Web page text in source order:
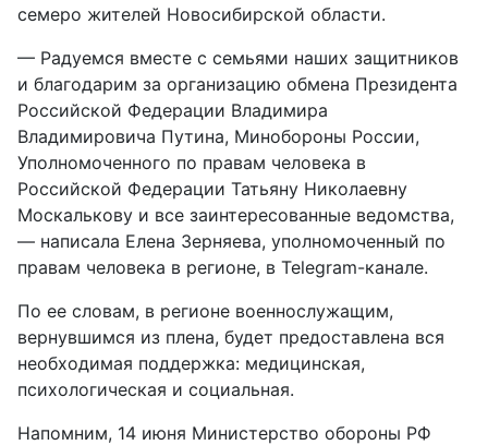
семеро жителей Новосибирской области.
— Радуемся вместе с семьями наших защитников
и благодарим за организацию обмена Президента
Российской Федерации Владимира
Владимировича Путина, Минобороны России,
Уполномоченного по правам человека в
Российской Федерации Татьяну Николаевну
Москалькову и все заинтересованные ведомства,
— написала Елена Зерняева, уполномоченный по
правам человека в регионе, в Telegram-канале.
По ее словам, в регионе военнослужащим,
вернувшимся из плена, будет предоставлена вся
необходимая поддержка: медицинская,
психологическая и социальная.
Напомним, 14 июня Министерство обороны РФ